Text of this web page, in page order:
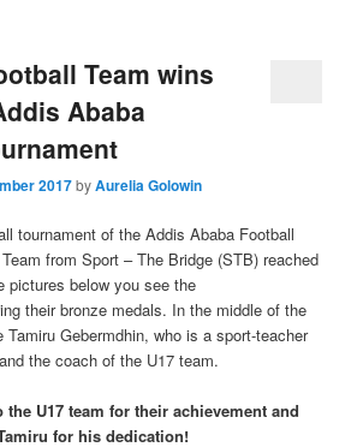
Team wins
Ababa
2017byAurelia Golowin
tournament of the Addis Ababa Football
from Sport – The Bridge (STB) reached
pictures below you see the
their bronze medals. In the middle of the
Gebermdhin, who is a sport-teacher
the coach of the U17 team.
U17 team for their achievement and
for his dedication!